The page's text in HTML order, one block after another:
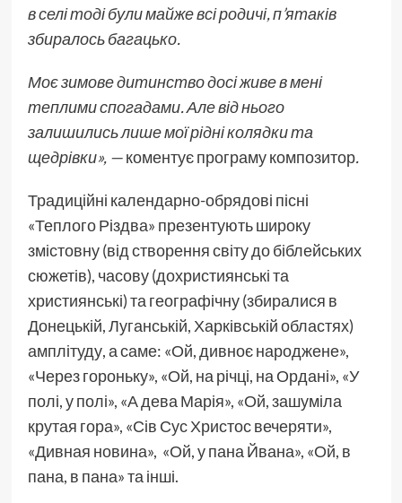
в селі тоді були майже всі родичі, п’ятаків
збиралось багацько.
Моє зимове дитинство досі живе в мені
теплими спогадами. Але від нього
залишились лише мої рідні колядки та
щедрівки», —коментує програму композитор.
Традиційні календарно-обрядові пісні
«Теплого Різдва» презентують широку
змістовну (від створення світу до біблейських
сюжетів), часову (дохристиянські та
християнські) та географічну (збиралися в
Донецькій, Луганській, Харківській областях)
амплітуду, а саме: «Ой, дивноє народжене»,
«Через гороньку», «Ой, на річці, на Ордані», «У
полі, у полі», «А дева Марія», «Ой, зашуміла
крутая гора», «Сів Сус Христос вечеряти»,
«Дивная новина», «Ой, у пана Йвана», «Ой, в
пана, в пана» та інші.